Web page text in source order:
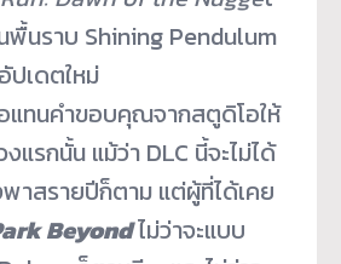
พื้นราบ Shining Pendulum
ปเดตใหม่
แทนคำขอบคุณจากสตูดิโอให้
แรกนั้น แม้ว่า DLC นี้จะไม่ได้
าสรายปีก็ตาม แต่ผู้ที่ได้เคย
Beyondไม่ว่าจะแบบ